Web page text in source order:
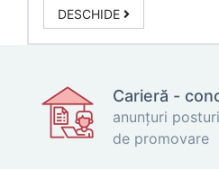
DESCHIDE
Carieră -
anunțuri
de promovare